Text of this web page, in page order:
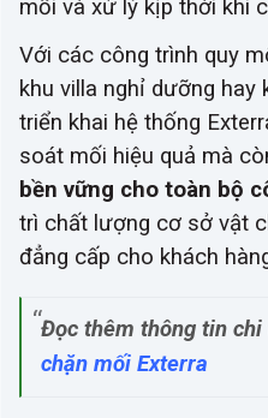
mối và xử lý kịp thời khi
Với các công trình quy
khu villa nghỉ dưỡng hay
triển khai hệ thống
soát mối hiệu quả mà
bền vững cho toàn bộ
trì chất lượng cơ sở vật
đẳng cấp cho khách
Đọc thêm thông tin
chặn mối Exterra